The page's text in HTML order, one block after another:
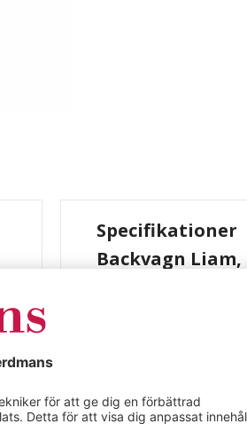
Specifikationer
Backvagn
hyllramar,
Bredd (mm)